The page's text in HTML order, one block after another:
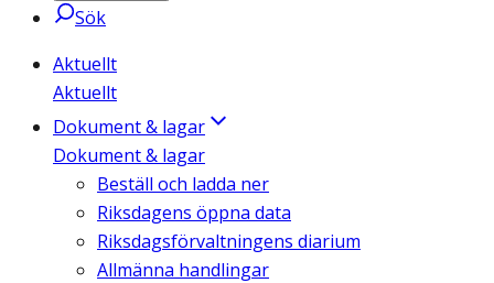
Sök
Aktuellt
Aktuellt
Dokument & lagar
Dokument & lagar
Beställ och ladda ner
Riksdagens öppna data
Riksdagsförvaltningens diarium
Allmänna handlingar